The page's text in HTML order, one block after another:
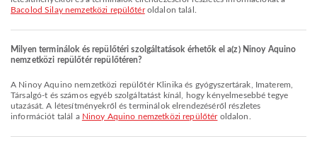
Bacolod Silay nemzetközi repülőtéroldalon talál.
Milyen terminálok és repülőtéri szolgáltatások érhetők el a(z) Ninoy Aquino
nemzetközi repülőtér repülőtéren?
A Ninoy Aquino nemzetközi repülőtér Klinika és gyógyszertárak, Imaterem,
Társalgó-t és számos egyéb szolgáltatást kínál, hogy kényelmesebbé tegye
utazását. A létesítményekről és terminálok elrendezéséről részletes
információt talál a Ninoy Aquino nemzetközi repülőtéroldalon.